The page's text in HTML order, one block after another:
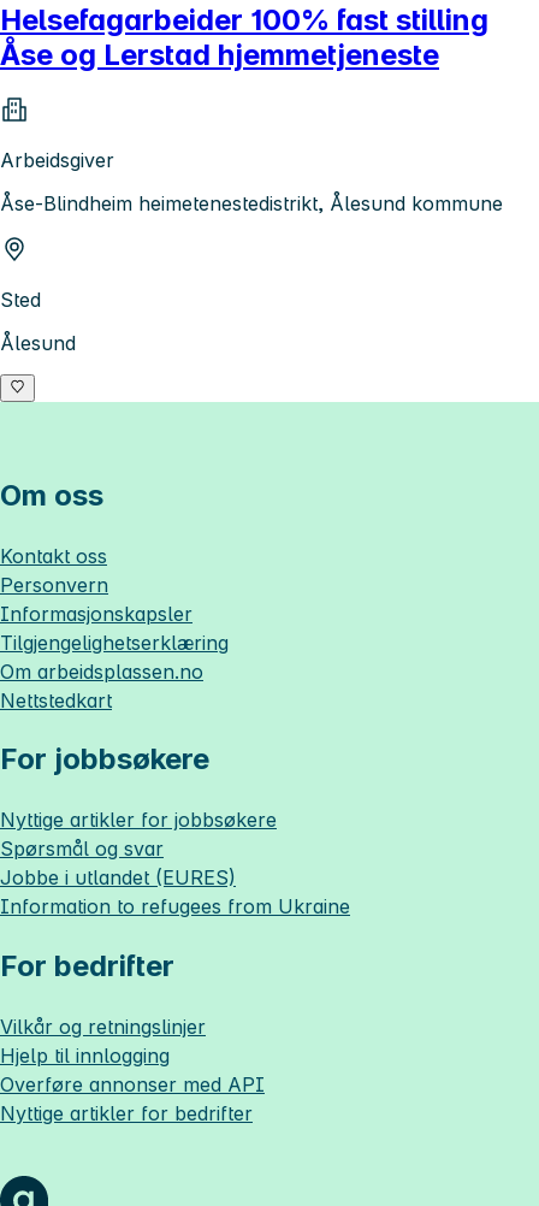
Helsefagarbeider 100% fast stilling
Åse og Lerstad hjemmetjeneste
Arbeidsgiver
Åse-Blindheim heimetenestedistrikt, Ålesund kommune
Sted
Ålesund
Om oss
Kontakt oss
Personvern
Informasjonskapsler
Tilgjengelighetserklæring
Om arbeidsplassen.no
Nettstedkart
For jobbsøkere
Nyttige artikler for jobbsøkere
Spørsmål og svar
Jobbe i utlandet (EURES)
Information to refugees from Ukraine
For bedrifter
Vilkår og retningslinjer
Hjelp til innlogging
Overføre annonser med API
Nyttige artikler for bedrifter